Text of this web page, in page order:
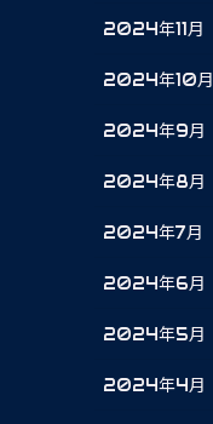
2024年11月
2024年10月
2024年9月
2024年8月
2024年7月
2024年6月
2024年5月
2024年4月